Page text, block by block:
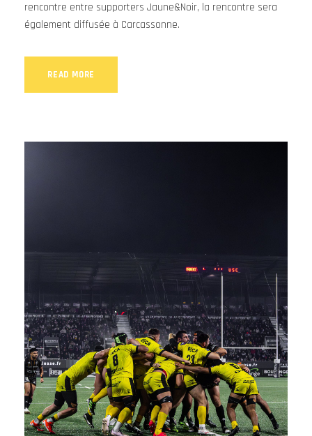
rencontre entre supporters Jaune&Noir, la rencontre sera
également diffusée à Carcassonne.
READ MORE